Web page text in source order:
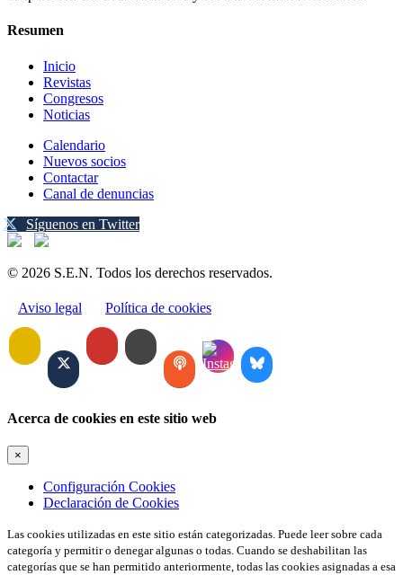
Resumen
Inicio
Revistas
Congresos
Noticias
Calendario
Nuevos socios
Contactar
Canal de denuncias
Síguenos en Twitter
© 2026 S.E.N. Todos los derechos reservados.
Aviso legal Política de cookies
Acerca de cookies en este sitio web
×
Configuración Cookies
Declaración de Cookies
Las cookies utilizadas en este sitio están categorizadas. Puede leer sobre cada
categoría y permitir o denegar algunas o todas. Cuando se deshabilitan las
categorías que se han permitido anteriormente, todas las cookies asignadas a esa